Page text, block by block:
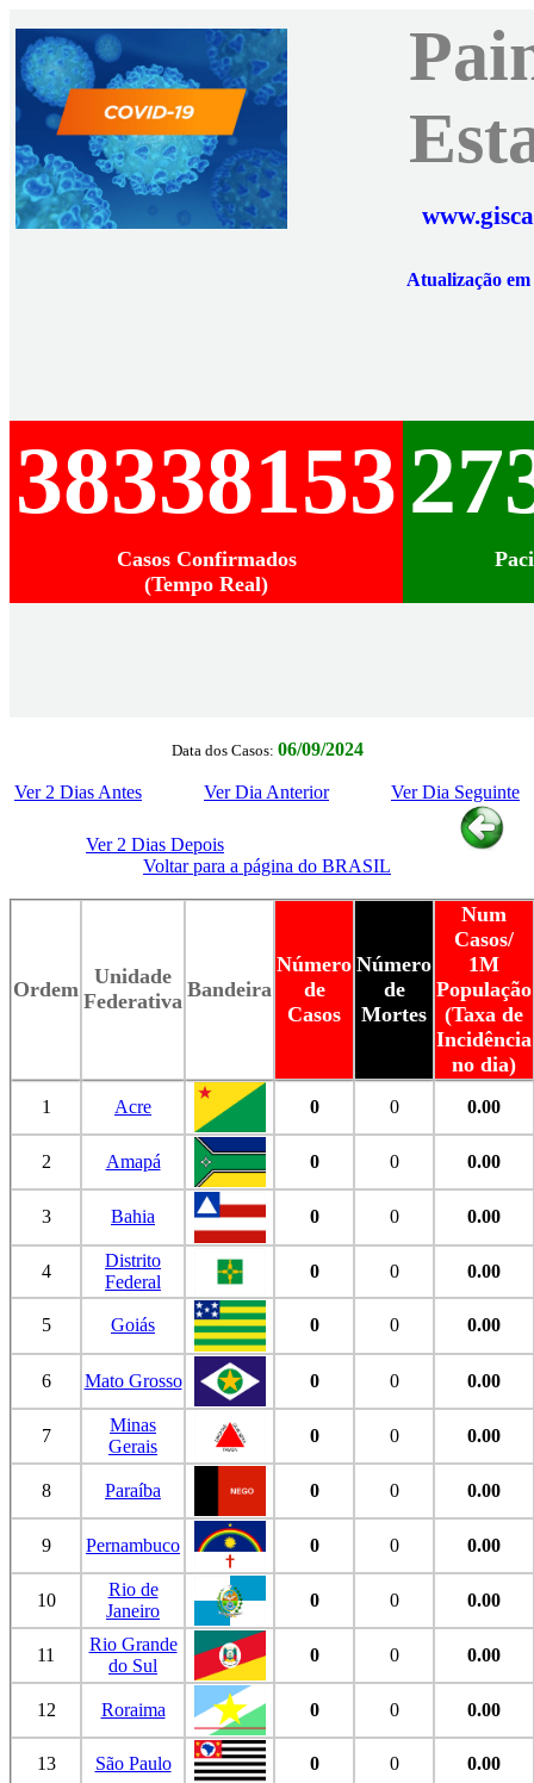
Atualização
38338153
Casos Confirmados
(Tempo Real)
Data dos Casos: 06/09/2024
Ver 2 Dias Antes Ver Dia Anterior Ver Dia Seguinte
Ver 2 Dias Depois
Voltar para a página do BRASIL
Ordem
Unidade
Federativa Bandeira
Número
de
Casos
Número
de
Mortes
Num
Casos/
1M
População
(Taxa de
Incidência
no dia)
1 Acre 0 0 0.00
2 Amapá 0 0 0.00
3 Bahia 0 0 0.00
4
Distrito
Federal
0 0 0.00
5 Goiás 0 0 0.00
6 Mato Grosso 0 0 0.00
7
Minas
Gerais
0 0 0.00
8 Paraíba 0 0 0.00
9 Pernambuco 0 0 0.00
10
Rio de
Janeiro
0 0 0.00
11
Rio Grande
do Sul
0 0 0.00
12 Roraima 0 0 0.00
13 São Paulo 0 0 0.00